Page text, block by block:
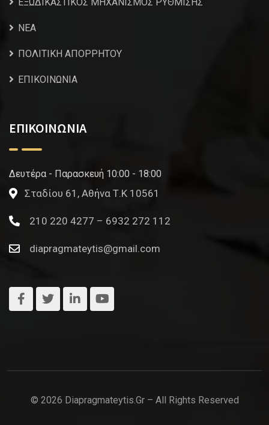
NEA
ΠΟΛΙΤΙΚΗ ΑΠΟΡΡΗΤΟΥ
ΕΠΙΚΟΙΝΩΝΙΑ
ΕΠΙΚΟΙΝΩΝΙΑ
Δευτέρα - Παρασκευή 10:00 - 18:00
Σταδίου 61, Αθήνα Τ.Κ 10561
210 220 4277 – 6932 272 112
diapragmateytis@gmail.com
© 2026 Diapragmateytis.gr – All Rights Reserved